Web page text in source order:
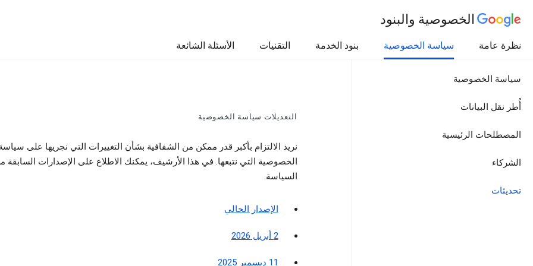
الخصوصية والبنود
نظرة عامة سياسة الخصوصية بنود الخدمة التقنيات الأسئلة الشائعة
سياسة الخصوصية
أُطر نقل البيانات
المصطلحات الرئيسية
الشركاء
تحديثات
التعديلات سياسة الخصوصية
نريد الالتزام بأكبر قدر ممكن من الشفافية بشأن التغييرات التي نجريها على
الخصوصية التي نتبعها. في هذا الأرشيف، يمكنك الاطلاع على الإصدارات السابقة
السياسة.
الإصدار الحالي
2 أبريل 2026
11 ديسمبر 2025